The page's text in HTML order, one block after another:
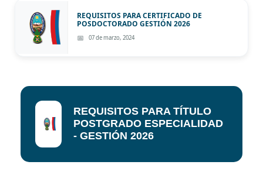
REQUISITOS PARA CERTIFICADO DE
POSDOCTORADO GESTIÓN 2026
07 de marzo, 2024
REQUISITOS PARA TÍTULO
POSTGRADO ESPECIALIDAD
- GESTIÓN 2026